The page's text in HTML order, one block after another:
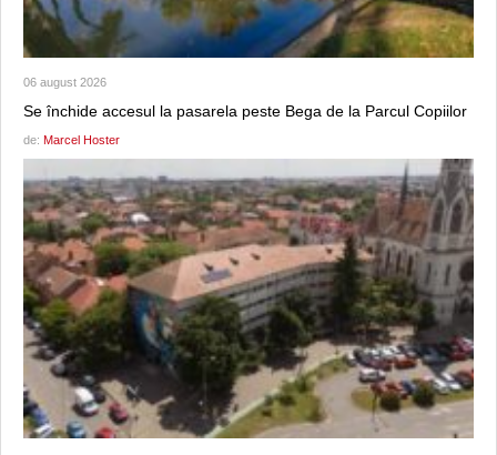
06 august 2026
Se închide accesul la pasarela peste Bega de la Parcul Copiilor
de: Marcel Hoster